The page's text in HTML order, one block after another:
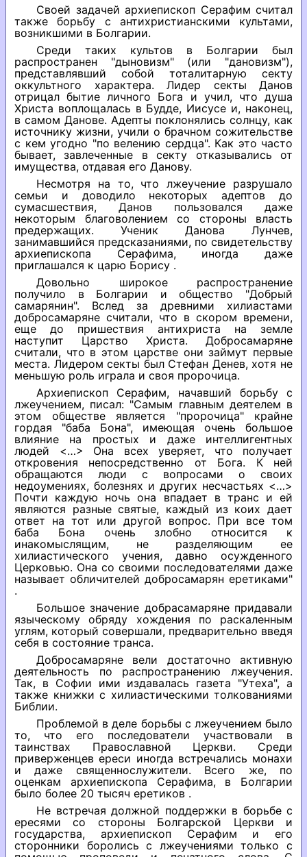
Своей задачей архиепископ Серафим считал
также борьбу с антихристианскими культами,
возникшими в Болгарии.
Среди таких культов в Болгарии был
распространен "дыновизм" (или "дановизм"),
представлявший собой тоталитарную секту
оккультного характера. Лидер секты Данов
отрицал бытие личного Бога и учил, что душа
Христа воплощалась в Будде, Иисусе и, наконец,
в самом Данове. Адепты поклонялись солнцу, как
источнику жизни, учили о брачном сожительстве
с кем угодно "по велению сердца". Как это часто
бывает, завлеченные в секту отказывались от
имущества, отдавая его Данову.
Несмотря на то, что лжеучение разрушало
семьи и доводило некоторых адептов до
сумасшествия, Данов пользовался даже
некоторым благоволением со стороны власть
предержащих. Ученик Данова Лунчев,
занимавшийся предсказаниями, по свидетельству
архиепископа Серафима, иногда даже
приглашался к царю Борису .
Довольно широкое распространение
получило в Болгарии и общество "Добрый
самарянин". Вслед за древними хилиастами
добросамаряне считали, что в скором времени,
еще до пришествия антихриста на земле
наступит Царство Христа. Добросамаряне
считали, что в этом царстве они займут первые
места. Лидером секты был Стефан Денев, хотя не
меньшую роль играла и своя пророчица.
Архиепископ Серафим, начавший борьбу с
лжеучением, писал: "Самым главным деятелем в
этом обществе является "пророчица" крайне
гордая "баба Бона", имеющая очень большое
влияние на простых и даже интеллигентных
людей <…> Она всех уверяет, что получает
откровения непосредственно от Бога. К ней
обращаются люди с вопросами о своих
недоумениях, болезнях и других несчастьях <…>
Почти каждую ночь она впадает в транс и ей
являются разные святые, каждый из коих дает
ответ на тот или другой вопрос. При все том
баба Бона очень злобно относится к
инакомыслящим, не разделяющим ее
хилиастического учения, давно осужденного
Церковью. Она со своими последователями даже
называет обличителей добросамарян еретиками"
.
Большое значение добрасамаряне придавали
языческому обряду хождения по раскаленным
углям, который совершали, предварительно введя
себя в состояние транса.
Добросамаряне вели достаточно активную
деятельность по распространению лжеучения.
Так, в Софии ими издавалась газета "Утеха", а
также книжки с хилиастическими толкованиями
Библии.
Проблемой в деле борьбы с лжеучением было
то, что его последователи участвовали в
таинствах Православной Церкви. Среди
приверженцев ереси иногда встречались монахи
и даже священнослужители. Всего же, по
оценкам архиепископа Серафима, в Болгарии
было более 20 тысяч еретиков .
Не встречая должной поддержки в борьбе с
ересями со стороны Болгарской Церкви и
государства, архиепископ Серафим и его
сторонники боролись с лжеучениями только с